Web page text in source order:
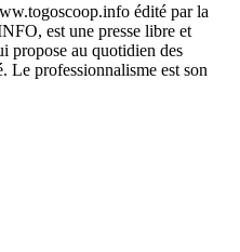
édité par la
est une presse libre et
propose au quotidien des
Le professionnalisme est son